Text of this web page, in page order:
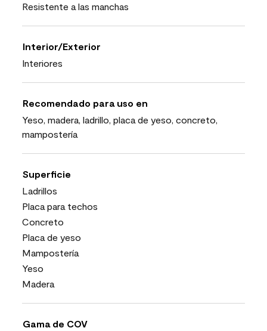
Resistente a las manchas
Interior/Exterior
Interiores
Recomendado para uso en
Yeso, madera, ladrillo, placa de yeso, concreto,
mampostería
Superficie
Ladrillos
Placa para techos
Concreto
Placa de yeso
Mampostería
Yeso
Madera
Gama de COV